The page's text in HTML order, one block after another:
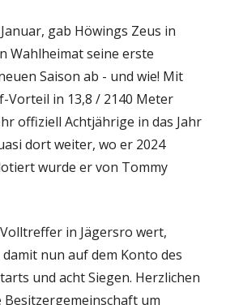
gab Höwings Zeus in
Wahlheimat seine erste
Saison ab - und wie! Mit
Vorteil in 13,8 / 2140 Meter
offiziell Achtjährige in das Jahr
dort weiter, wo er 2024
wurde er von Tommy
Volltreffer in Jägersro wert,
damit nun auf dem Konto des
und acht Siegen. Herzlichen
Besitzergemeinschaft um